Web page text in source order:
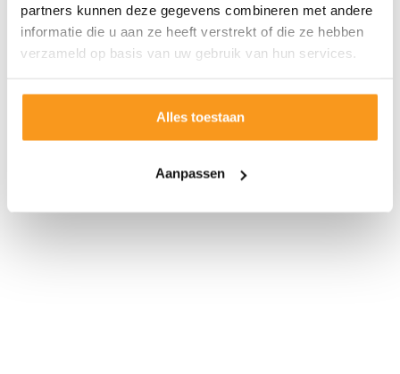
partners kunnen deze gegevens combineren met andere
informatie die u aan ze heeft verstrekt of die ze hebben
verzameld op basis van uw gebruik van hun services.
Alles toestaan
Aanpassen